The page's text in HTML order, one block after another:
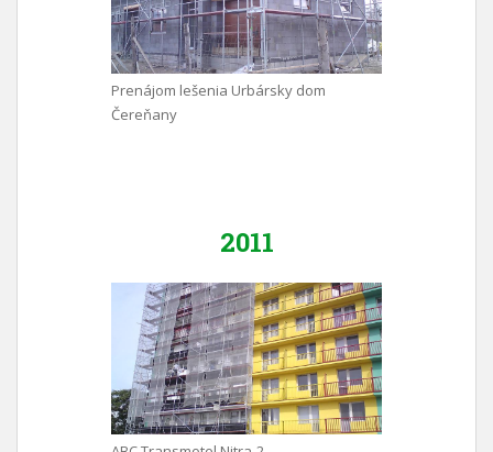
Prenájom lešenia Urbársky dom
Čereňany
2011